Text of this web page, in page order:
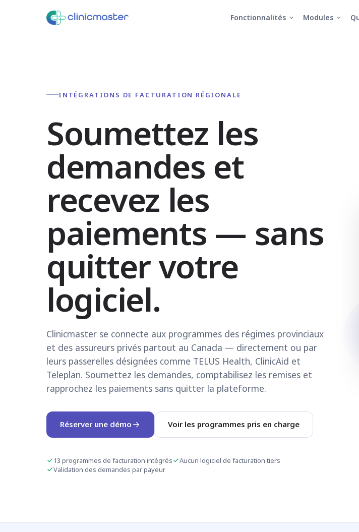
Fonctionnalités Modules
INTÉGRATIONS DE FACTURATION RÉGIONALE
Soumettez les
demandes et
recevez les
paiements — sans
quitter votre
logiciel.
Clinicmaster se connecte aux programmes des régimes provinciaux
et des assureurs privés partout au Canada — directement ou par
leurs passerelles désignées comme TELUS Health, ClinicAid et
Teleplan. Soumettez les demandes, comptabilisez les remises et
rapprochez les paiements sans quitter la plateforme.
Réserver une démo Voir les programmes pris en charge
13 programmes de facturation intégrés
Aucun logiciel de facturation tiers
Validation des demandes par payeur